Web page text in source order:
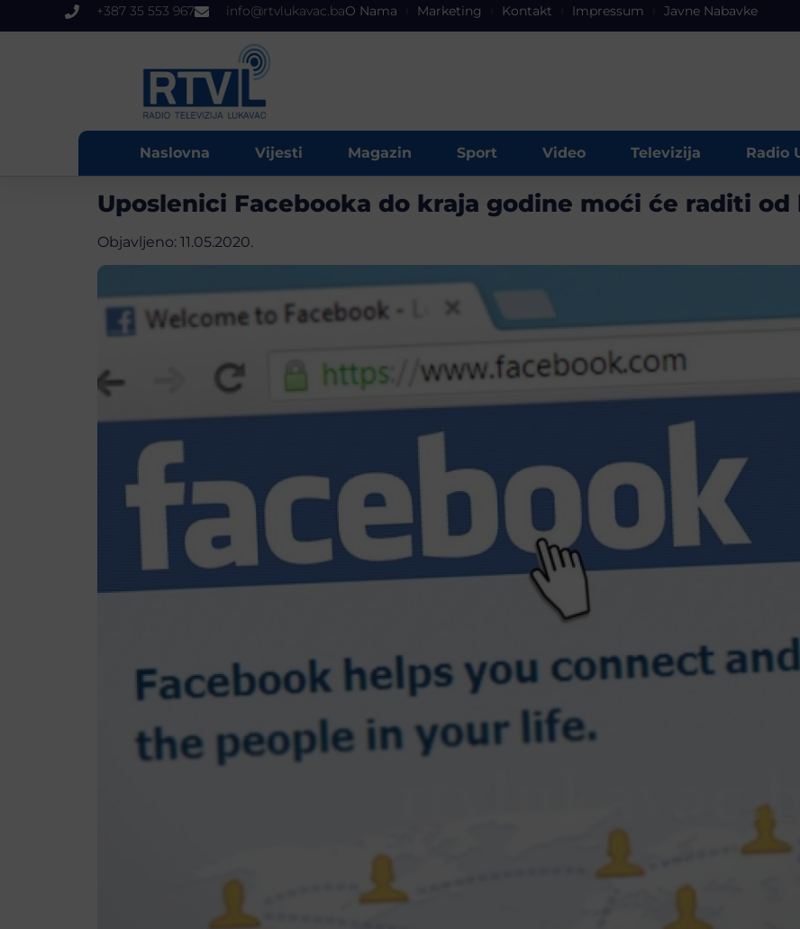
+387 35 553 967 info@rtvlukavac.baO Nama Marketing Kontakt Impressum Javne Nabavke
Naslovna Vijesti Magazin Sport Video Televizija Radio
Uposlenici Facebooka do kraja godine moći će raditi od
Objavljeno: 11.05.2020.